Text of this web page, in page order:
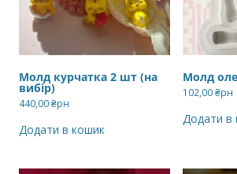
Молд курчатка 2 шт (на
вибір)
440,00₴рн
Додати в кошик
Молд
102,00₴рн
Додати в